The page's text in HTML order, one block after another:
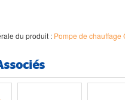
du produit : Pompe de chauffage